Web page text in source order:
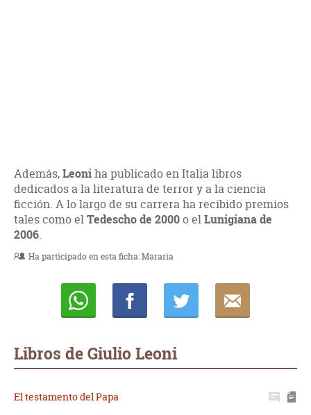
Además,Leoniha publicado en Italia libros
dedicados a la literatura de terror y a la ciencia
ficción. A lo largo de su carrera ha recibido premios
tales como elTedescho de 2000o elLunigiana de
2006.
Ha participado en esta ficha:Mararia
Libros de Giulio Leoni
El testamento del Papa